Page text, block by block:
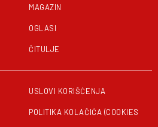
MAGAZIN
OGLASI
ČITULJE
USLOVI KORIŠĆENJA
POLITIKA KOLAČIĆA (COOKIES